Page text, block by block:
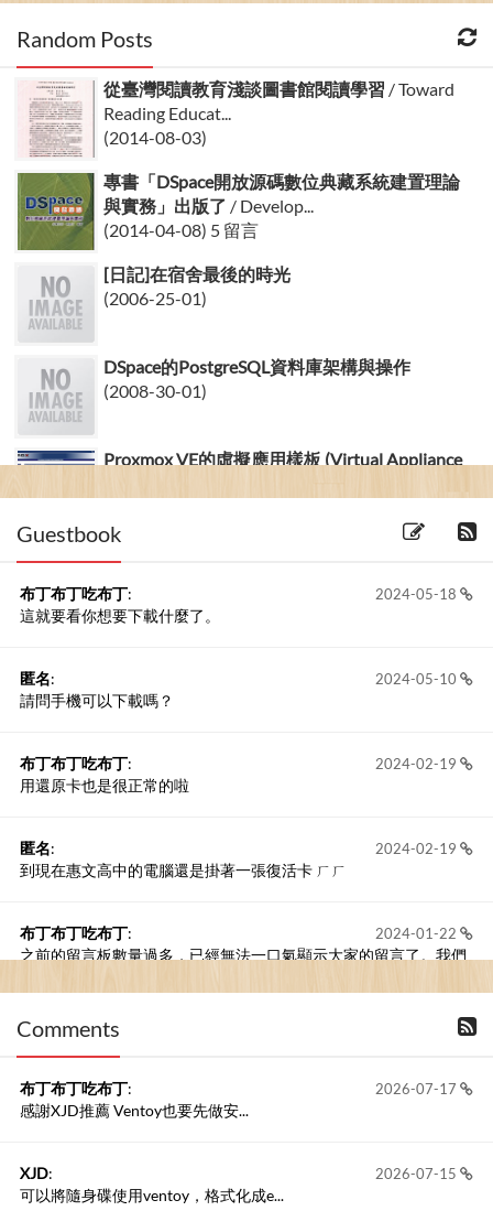
Random Posts
從臺灣閱讀教育淺談圖書館閱讀學習 / Toward
Reading Educat...
(2014-08-03)
專書「DSpace開放源碼數位典藏系統建置理論
與實務」出版了 / Develop...
(2014-04-08) 5 留言
[日記]在宿舍最後的時光
(2006-25-01)
DSpace的PostgreSQL資料庫架構與操作
(2008-30-01)
Proxmox VE的虛擬應用樣板 (Virtual Appliance
Guestbook
2024-05-18
布丁布丁吃布丁:
這就要看你想要下載什麼了。
2024-05-10
匿名:
請問手機可以下載嗎？
2024-02-19
布丁布丁吃布丁:
用還原卡也是很正常的啦
2024-02-19
匿名:
到現在惠文高中的電腦還是掛著一張復活卡 ㄏㄏ
2024-01-22
布丁布丁吃布丁:
之前的留言板數量過多，已經無法一口氣顯示大家的留言了。我們
Comments
2026-07-17
布丁布丁吃布丁:
感謝XJD推薦 Ventoy也要先做安...
2026-07-15
XJD:
可以將隨身碟使用ventoy，格式化成e...